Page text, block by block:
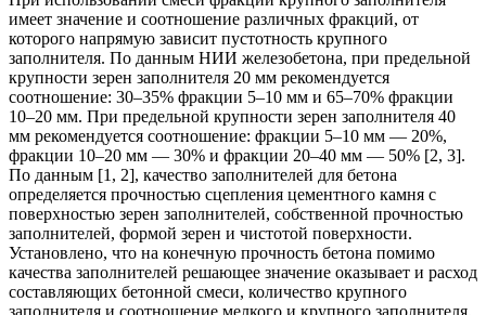
имеет значение и соотношение различных фракций, от
которого напрямую зависит пустотность крупного
заполнителя. По данным НИИ железобетона, при предельной
крупности зерен заполнителя 20 мм рекомендуется
соотношение: 30–35% фракции 5–10 мм и 65–70% фракции
10–20 мм. При предельной крупности зерен заполнителя 40
мм рекомендуется соотношение: фракции 5–10 мм — 20%,
фракции 10–20 мм — 30% и фракции 20–40 мм — 50% [2, 3].
По данным [1, 2], качество заполнителей для бетона
определяется прочностью сцепления цементного камня с
поверхностью зерен заполнителей, собственной прочностью
заполнителей, формой зерен и чистотой поверхности.
Установлено, что на конечную прочность бетона помимо
качества заполнителей решающее значение оказывает и расход
составляющих бетонной смеси, количество крупного
заполнителя и соотношение мелкого и крупного заполнителя.